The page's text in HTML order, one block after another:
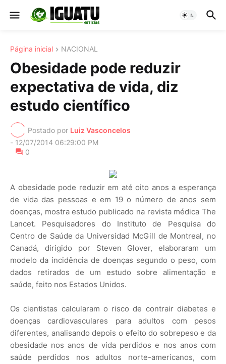
Página inicial NACIONAL
Obesidade pode reduzir
expectativa de vida, diz
estudo científico
Postado por Luiz Vasconcelos
- 12/07/2014 06:29:00 PM
0
A obesidade pode reduzir em até oito anos a esperança
de vida das pessoas e em 19 o número de anos sem
doenças, mostra estudo publicado na revista médica The
Lancet. Pesquisadores do Instituto de Pesquisa do
Centro de Saúde da Universidad McGill de Montreal, no
Canadá, dirigido por Steven Glover, elaboraram um
modelo da incidência de doenças segundo o peso, com
dados retirados de um estudo sobre alimentação e
saúde, feito nos Estados Unidos.
Os cientistas calcularam o risco de contrair diabetes e
doenças cardiovasculares para adultos com pesos
diferentes, analisando depois o efeito do sobrepeso e da
obesidade nos anos de vida perdidos e nos anos com
saúde perdidos nos adultos norte-americanos, com